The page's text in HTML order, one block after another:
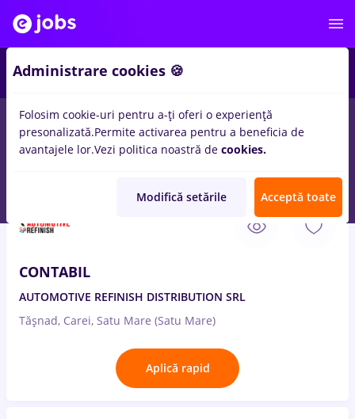
Salarii Remote (de acasă) București Cluj-
CONTABIL
AUTOMOTIVE REFINISH DISTRIBUTION SRL
Tășnad, Carei, Satu Mare (Satu Mare)
Aplică rapid
Administrare cookies 🍪
Folosim cookie-uri pentru a-ți oferi o experiență
presonalizată.Permite activarea pentru a beneficia de
avantajele lor.Vezi politica noastră de cookies.
Modifică setările Acceptă toate